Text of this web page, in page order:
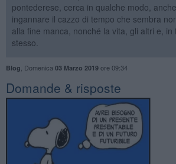
pontederese, cerca in qualche modo,
ingannare il cazzo di tempo che sembra
alla fine manca, nonché la vita, gli altri e, in
stesso.
Blog Domenica 03 Marzo 2019ore 09:34
​Domande & risposte